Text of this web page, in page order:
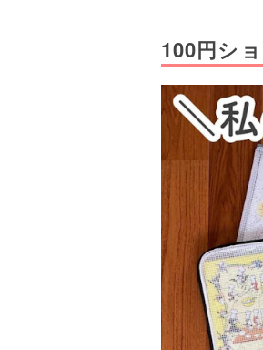
100円シ